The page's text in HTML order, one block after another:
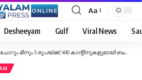
Font
Resizer
Aa
Desheeyam Gulf Viral News
ചോറും മീനും 5 രൂപയ്ക്ക്; 400 കാന്റീനുകളുമായി ബംഗാൾ സർക്കാർ